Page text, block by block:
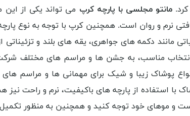
مانتو مجلسی با پارچه کرپ می تواند یکی از
نرم و روان است. همچنین کرپ با توجه به نوع
مانند دکمه های جواهری، یقه های بلند و
مناسب، به جشن ها و مراسم های مختلف شرکت
پوشاک زیبا و شیک برای مهمانی ها و مراسم
با استفاده از پارچه های باکیفیت، نرم و راحت
و موهای خود توجه کنید و همچنین به منظور